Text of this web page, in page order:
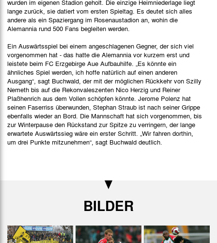
wurden im eigenen Stadion geholt. Die einzige Heimniederlage liegt
lange zurück, sie datiert vom ersten Spieltag. Es deutet sich alles
andere als ein Spaziergang im Rosenaustadion an, wohin die
Alemannia rund 500 Fans begleiten werden.
Ein Auswärtsspiel bei einem angeschlagenen Gegner, der sich viel
vorgenommen hat - das hatte die Alemannia vor kurzem erst und
leistete beim FC Erzgebirge Aue Aufbauhilfe. „Es könnte ein
ähnliches Spiel werden, ich hoffe natürlich auf einen anderen
Ausgang“, sagt Buchwald, der mit der möglichen Rückkehr von Szilly
Nemeth bis auf die Rekonvaleszenten Nico Herzig und Reiner
Plaßhenrich aus dem Vollen schöpfen könnte. Jerome Polenz hat
seinen Faserriss überwunden, Stephan Straub ist nach seiner Grippe
ebenfalls wieder an Bord. Die Mannschaft hat sich vorgenommen, bis
zur Winterpause den Rückstand zur Spitze zu verringern, der lange
erwartete Auswärtssieg wäre ein erster Schritt. „Wir fahren dorthin,
um drei Punkte mitzunehmen“, sagt Buchwald deutlich.
BILDER